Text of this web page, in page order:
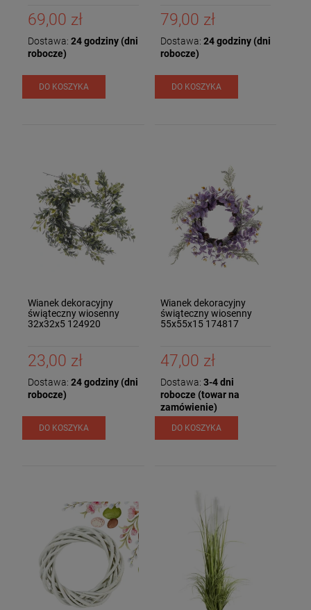
69,00 zł
Dostawa: 24 godziny (dni
robocze)
DO KOSZYKA
79,00 zł
Dostawa: 24 godziny (dni
robocze)
DO KOSZYKA
Wianek dekoracyjny
świąteczny wiosenny
32x32x5 124920
23,00 zł
Dostawa: 24 godziny (dni
robocze)
DO KOSZYKA
Wianek dekoracyjny
świąteczny wiosenny
55x55x15 174817
47,00 zł
Dostawa: 3-4 dni
robocze (towar na
zamówienie)
DO KOSZYKA